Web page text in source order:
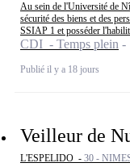
Au sein de l'Université de
sécurité des biens et des
SSIAP 1 et posséder
CDI - Temps plein
Publié il y a 18 jours
Veilleur de
L'ESPELIDO - 30 -